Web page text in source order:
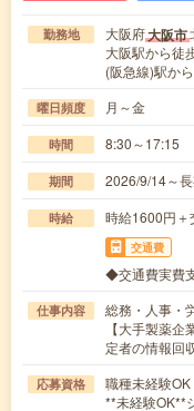
勤務地 大阪府大阪市
大阪駅から徒
(阪急線)駅か
曜日頻度 月～金
時間 8:30～17:15
期間 2026/9/14～
時給 時給1600円＋
交通費
◆交通費実費
仕事内容
総務・人事・
【大手製薬
定者の情報回
応募資格
職種未経験
**未経験OK**